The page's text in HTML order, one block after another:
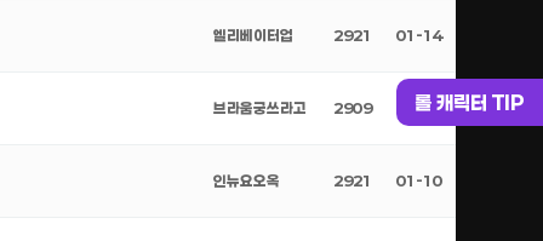
롤 캐릭터 TIP
엘리베이터업 2921 01-14
브라움궁쓰라고 2909 01-12
인뉴요오옥 2921 01-10